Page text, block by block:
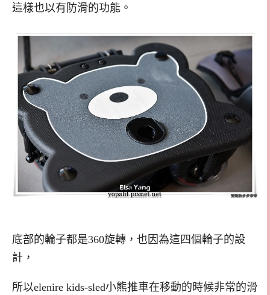
這樣也以有防滑的功能。
底部的輪子都是360旋轉，也因為這四個輪子的設
計，
所以elenire kids-sled小熊推車在移動的時候非常的滑